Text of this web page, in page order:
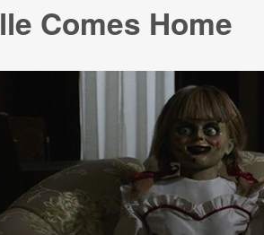
Comes Home